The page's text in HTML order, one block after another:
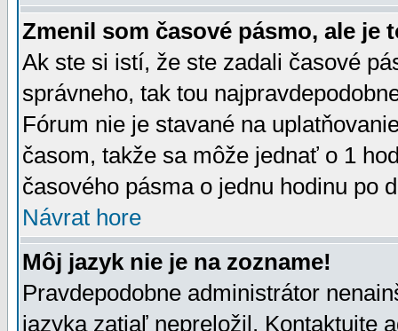
Zmenil som časové pásmo, ale je
Ak ste si istí, že ste zadali časové
správneho, tak tou
Fórum nie je stavané na
časom, takže sa môže jednať o 1
časového pásma o jednu hodinu po
Návrat hore
Môj jazyk nie je na zozname!
Pravdepodobne administrátor
jazyka zatiaľ nepreložil. Kontaktujte